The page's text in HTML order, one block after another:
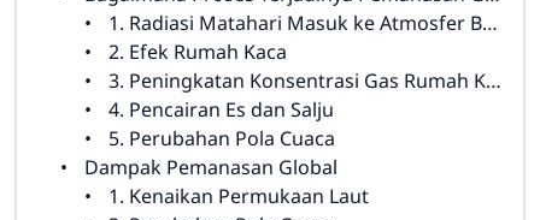
1. Radiasi Matahari Masuk ke Atmosfer Bumi
2. Efek Rumah Kaca
3. Peningkatan Konsentrasi Gas Rumah Kaca
4. Pencairan Es dan Salju
5. Perubahan Pola Cuaca
Dampak Pemanasan Global
1. Kenaikan Permukaan Laut